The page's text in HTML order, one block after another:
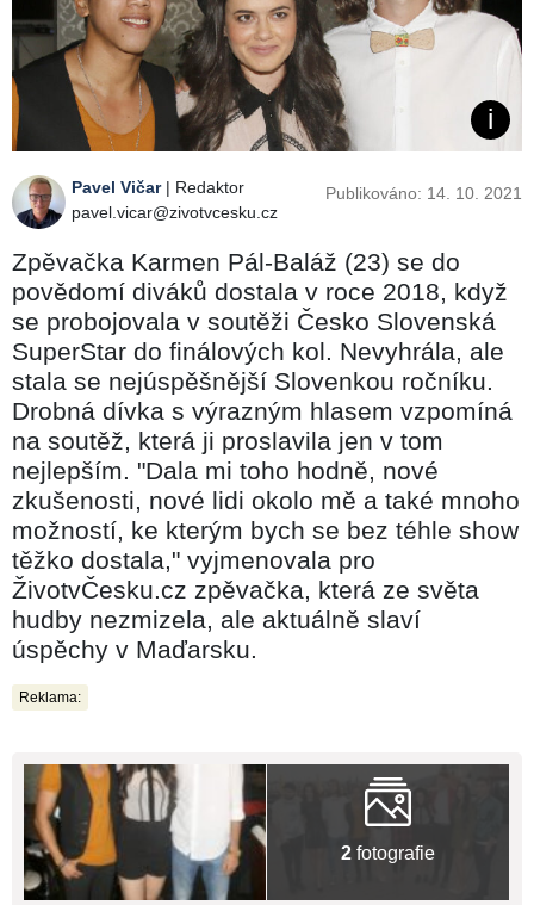
Pavel Vičar| Redaktor
pavel.vicar@zivotvcesku.cz
Publikováno: 14. 10. 2021
Zpěvačka Karmen Pál-Baláž (23) se do
povědomí diváků dostala v roce 2018, když
se probojovala v soutěži Česko Slovenská
SuperStar do finálových kol. Nevyhrála, ale
stala se nejúspěšnější Slovenkou ročníku.
Drobná dívka s výrazným hlasem vzpomíná
na soutěž, která ji proslavila jen v tom
nejlepším. "Dala mi toho hodně, nové
zkušenosti, nové lidi okolo mě a také mnoho
možností, ke kterým bych se bez téhle show
těžko dostala," vyjmenovala pro
ŽivotvČesku.cz zpěvačka, která ze světa
hudby nezmizela, ale aktuálně slaví
úspěchy v Maďarsku.
Reklama:
2 fotografie